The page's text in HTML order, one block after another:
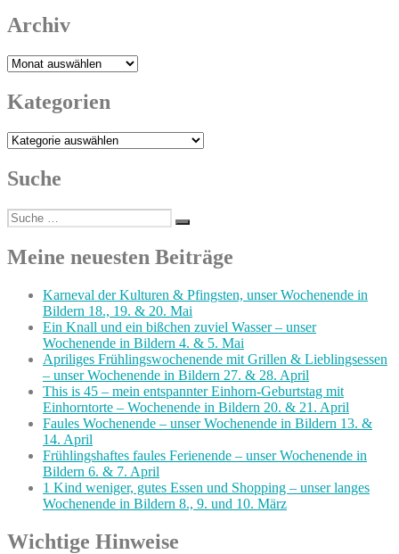
Archiv
Archiv
Kategorien
Kategorien
Suche
Suche
nach:
Suchen
Meine neuesten Beiträge
Karneval der Kulturen & Pfingsten, unser Wochenende in
Bildern 18., 19. & 20. Mai
Ein Knall und ein bißchen zuviel Wasser – unser
Wochenende in Bildern 4. & 5. Mai
Apriliges Frühlingswochenende mit Grillen & Lieblingsessen
– unser Wochenende in Bildern 27. & 28. April
This is 45 – mein entspannter Einhorn-Geburtstag mit
Einhorntorte – Wochenende in Bildern 20. & 21. April
Faules Wochenende – unser Wochenende in Bildern 13. &
14. April
Frühlingshaftes faules Ferienende – unser Wochenende in
Bildern 6. & 7. April
1 Kind weniger, gutes Essen und Shopping – unser langes
Wochenende in Bildern 8., 9. und 10. März
Wichtige Hinweise